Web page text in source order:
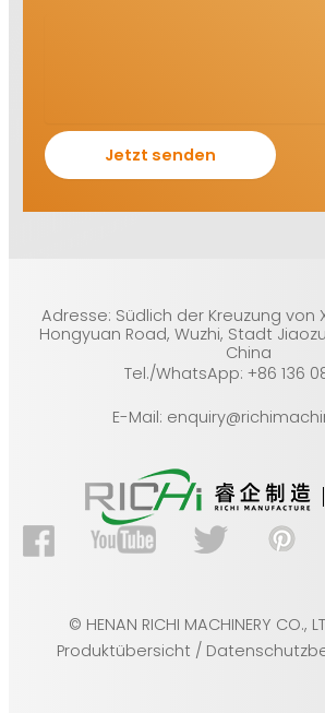
Adresse: Südlich der Kreuzung von
Hongyuan Road, Wuzhi, Stadt
China
Tel./WhatsApp: +86 136
E-Mail:
© HENAN RICHI MACHINERY CO.,
Produktübersicht /